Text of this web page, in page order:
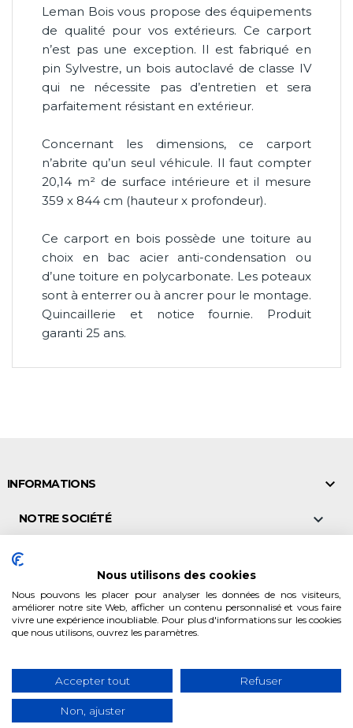
Leman Bois vous propose des équipements
de qualité pour vos extérieurs. Ce carport
n’est pas une exception. Il est fabriqué en
pin Sylvestre, un bois autoclavé de classe IV
qui ne nécessite pas d’entretien et sera
parfaitement résistant en extérieur.
Concernant les dimensions, ce carport
n’abrite qu’un seul véhicule. Il faut compter
20,14 m² de surface intérieure et il mesure
359 x 844 cm (hauteur x profondeur).
Ce carport en bois possède une toiture au
choix en bac acier anti-condensation ou
d’une toiture en polycarbonate. Les poteaux
sont à enterrer ou à ancrer pour le montage.
Quincaillerie et notice fournie. Produit
garanti 25 ans.
INFORMATIONS 
NOTRE SOCIÉTÉ 
NOS POINTS DE VENTE

NOS PRODUITS 
Nous utilisons des cookies
Nous pouvons les placer pour analyser les données de nos visiteurs,
améliorer notre site Web, afficher un contenu personnalisé et vous faire
vivre une expérience inoubliable. Pour plus d'informations sur les cookies
que nous utilisons, ouvrez les paramètres.
Accepter tout Refuser
Non, ajuster